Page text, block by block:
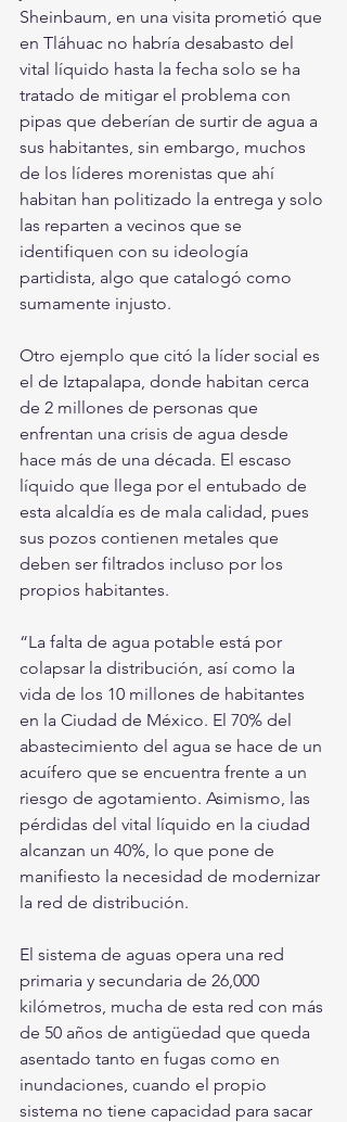
Sheinbaum, en una visita prometió que
en Tláhuac no habría desabasto del
vital líquido hasta la fecha solo se ha
tratado de mitigar el problema con
pipas que deberían de surtir de agua a
sus habitantes, sin embargo, muchos
de los líderes morenistas que ahí
habitan han politizado la entrega y solo
las reparten a vecinos que se
identifiquen con su ideología
partidista, algo que catalogó como
sumamente injusto.
Otro ejemplo que citó la líder social es
el de Iztapalapa, donde habitan cerca
de 2 millones de personas que
enfrentan una crisis de agua desde
hace más de una década. El escaso
líquido que llega por el entubado de
esta alcaldía es de mala calidad, pues
sus pozos contienen metales que
deben ser filtrados incluso por los
propios habitantes.
“La falta de agua potable está por
colapsar la distribución, así como la
vida de los 10 millones de habitantes
en la Ciudad de México. El 70% del
abastecimiento del agua se hace de un
acuífero que se encuentra frente a un
riesgo de agotamiento. Asimismo, las
pérdidas del vital líquido en la ciudad
alcanzan un 40%, lo que pone de
manifiesto la necesidad de modernizar
la red de distribución.
El sistema de aguas opera una red
primaria y secundaria de 26,000
kilómetros, mucha de esta red con más
de 50 años de antigüedad que queda
asentado tanto en fugas como en
inundaciones, cuando el propio
sistema no tiene capacidad para sacar